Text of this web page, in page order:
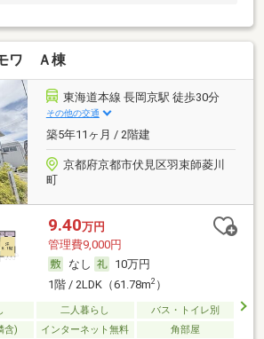
ワ Ａ棟
東海道本線 長岡京駅 徒歩30分
その他の交通
築5年11ヶ月 / 2階建
京都府京都市伏見区羽束師菱川
町
9.40万円
管理費9,000円
なし
10万円
1階 / 2LDK（61.78m2）
二人暮らし
バス・トイレ別
含)
インターネット無料 角部屋